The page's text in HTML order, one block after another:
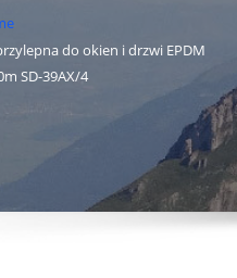
do okien i drzwi EPDM
SD-39AX/4